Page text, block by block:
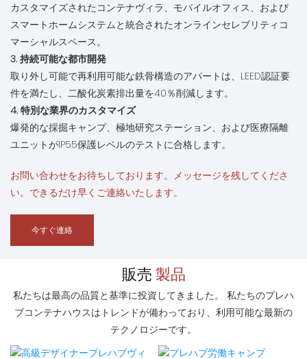
カスタマイズされたコンテナヴィラ、モバイルオフィス、および
スマートホームシステムと統合されたオンラインセレブリティコ
マーシャルスペース。
3. 持続可能な都市開発
取り外し可能で再利用可能な鉄骨構造のアパートは、LEED認証要
件を満たし、二酸化炭素排出量を40％削減します。
4. 特別な業界のカスタマイズ
爆発的な採掘キャンプ、極地研究ステーション、および医療隔離
ユニットがIP55保護レベルのテストに合格します。
お問い合わせをお待ちしております。メッセージを残してくださ
い。できるだけ早くご連絡いたします。
今すぐ連絡
販売製品
私たちは最高の品質と基準に投資してきました。 私たちのプレハ
ブコンテナハウスはトレンドが備わっており、利用可能な最新の
テクノロジーです。